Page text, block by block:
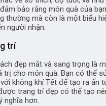
bảo rằng món quà của
thường mà còn là một biểu
người nhận.
trí
đẹp mắt và sang trọng là
trị cho món quà. Bạn có thể
không khí Tết để tạo ra ấn
trang trí đẹp có thể tạo
nghĩa hơn.